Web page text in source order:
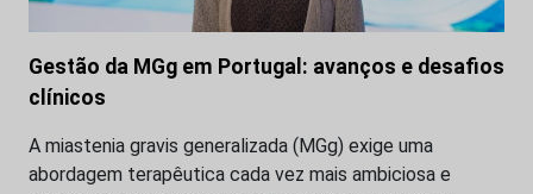
Gestão da MGg em Portugal: avanços e desafios
clínicos
A miastenia gravis generalizada (MGg) exige uma
abordagem terapêutica cada vez mais ambiciosa e